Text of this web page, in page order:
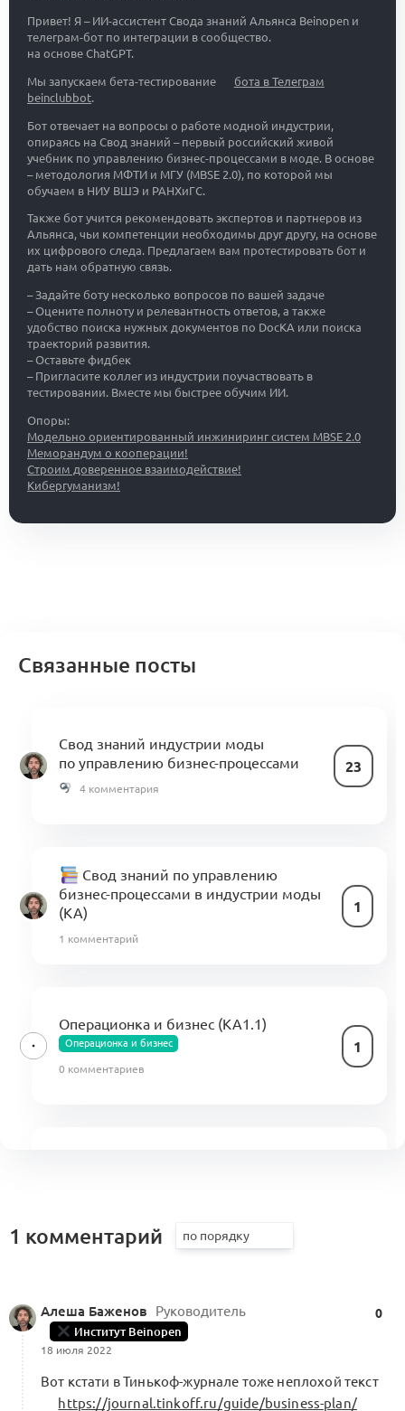
Привет! Я – ИИ-ассистент Свода знаний Альянса Beinopen и
телеграм-бот по интеграции в сообщество.
на основе ChatGPT.
Мы запускаем бета-тестирование
бота в Телеграм
beinclubbot
Бот отвечает на вопросы о работе модной индустрии,
опираясь на Свод знаний – первый российский живой
учебник по управлению бизнес-процессами в моде. В основе
– методология МФТИ и МГУ (MBSE 2.0), по которой мы
обучаем в НИУ ВШЭ и РАНХиГС.
Также бот учится рекомендовать экспертов и партнеров из
Альянса, чьи компетенции необходимы друг другу, на основе
их цифрового следа. Предлагаем вам протестировать бот и
дать нам обратную связь.
– Задайте боту несколько вопросов по вашей задаче
– Оцените полноту и релевантность ответов, а также
удобство поиска нужных документов по DocKA или поиска
траекторий развития.
– Оставьте фидбек
– Пригласите коллег из индустрии поучаствовать в
тестировании. Вместе мы быстрее обучим ИИ.
Опоры:
Модельно ориентированный инжиниринг систем MBSE 2.0
Меморандум о кооперации!
Строим доверенное взаимодействие!
Кибергуманизм!
Связанные посты
Свод знаний индустрии моды
по управлению бизнес-процессами
23
4 комментария
Свод знаний по управлению
бизнес-процессами в индустрии моды
(KA)
1
1 комментарий
Операционка и бизнес (КА1.1)
Операционка и бизнес 1
0 комментариев
Кооперационные контуры и модульные
сборки
Меморандум о кооперации
1 комментарий
Алеша Баженов Руководитель
Институт Beinopen
18 июля 2022
0
Вот кстати в Тинькоф-журнале тоже неплохой текст
https://journal.tinkoff.ru/guide/business-plan/